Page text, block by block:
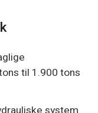
til 1.900 tons